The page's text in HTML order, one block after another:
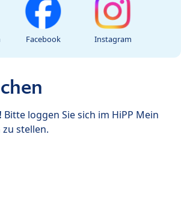
Facebook Instagram
Bitte loggen Sie sich im HiPP Mein
stellen.